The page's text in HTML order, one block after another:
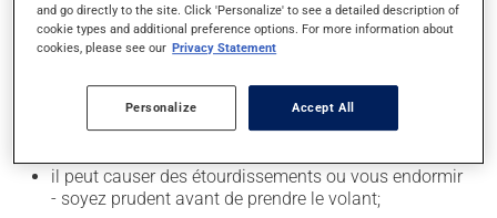
Effets indésirables
En plus de ses effets recherchés, ce produit peut à
l'occasion entraîner certains effets indésirables (effets
secondaires), notamment :
il peut causer des étourdissements ou vous endormir
- soyez prudent avant de prendre le volant;
and go directly to the site. Click 'Personalize' to see a detailed description of
cookie types and additional preference options. For more information about
cookies, please see our Privacy Statement
Personalize Accept All